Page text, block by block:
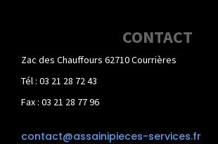
CONTACT
Zac des Chauffours 62710 Courrières
Tél : 03 21 28 72 43
Fax : 03 21 28 77 96
contact@assainipieces-services.fr